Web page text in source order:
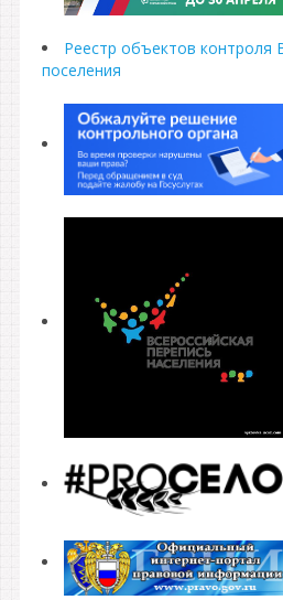
Реестр объектов контроля
поселения